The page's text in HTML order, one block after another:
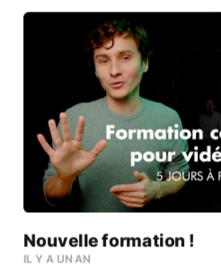
Nouvelle formation !
IL Y A UN AN